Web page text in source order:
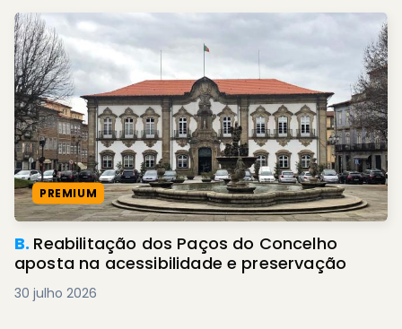
PREMIUM
B. Reabilitação dos Paços do Concelho
aposta na acessibilidade e preservação
30 julho 2026